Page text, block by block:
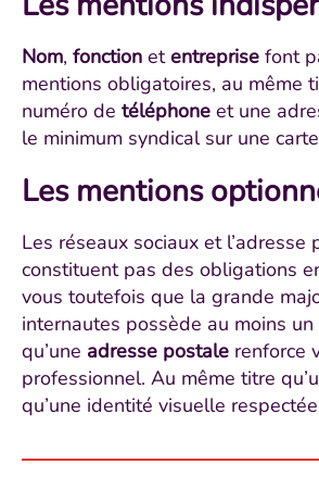
Nom, fonction etentreprise font
mentions obligatoires, au même
numéro de téléphone et une
le minimum syndical sur une
Les mentions
Les réseaux sociaux et l’adresse
constituent pas des obligations
vous toutefois que la grande
internautes possède au moins un
qu’une adresse postale renforce
professionnel. Au même titre
qu’une identité visuelle